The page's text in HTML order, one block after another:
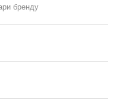
бренду